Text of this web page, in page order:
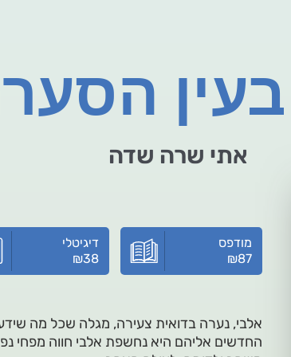
אתי שרה שדה
מודפס
₪87
דיגיטלי
₪38
אלבי, נערה בדואית צעירה, מגלה שכל מה
החדשים אליהם היא נחשפת אלבי חווה מפחי